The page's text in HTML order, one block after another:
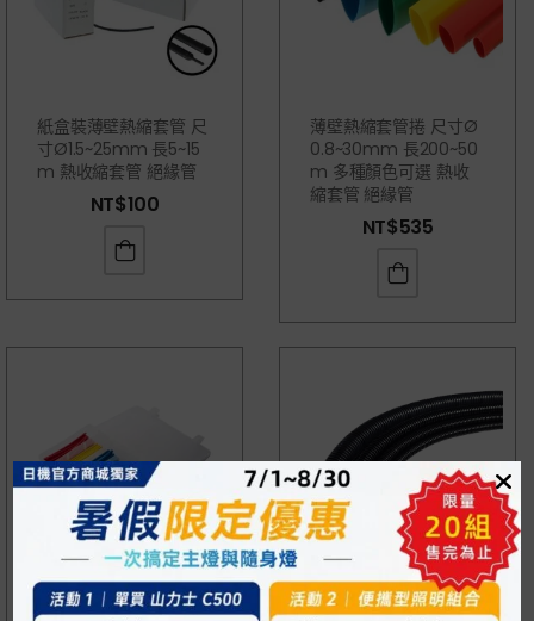
紙盒裝薄壁熱縮套管 尺
寸Ø1.5~25mm 長5~15
M 熱收縮套管 絕緣管
NT$100
薄壁熱縮套管捲 尺寸Ø
0.8~30mm 長200~50
M 多種顏色可選 熱收
縮套管 絕緣管
NT$535
薄壁熱縮套管組裝盒 尺
非剖開浪管 N-GPA系列